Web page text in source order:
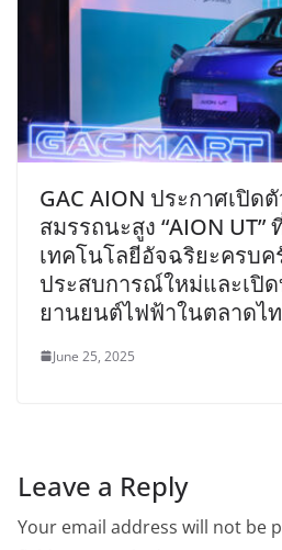
GAC AION ประกาศเปิ
สมรรถนะสูง “AION UT”
เทคโนโลยีอัจฉริยะครบค
ประสบการณ์ใหม่และเปิ
ยานยนต์ไฟฟ้าในตลาดไ
June 25, 2025
Leave a Reply
Your email address will not be